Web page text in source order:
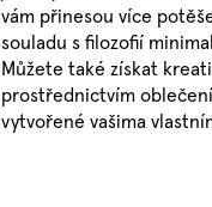
vám přinesou více
souladu s filozofií
Můžete také získat
prostřednictvím
vytvořené vašima